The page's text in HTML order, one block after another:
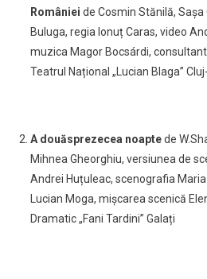
României de Cosmin Stănilă, Sașa
Buluga, regia Ionuț Caras, video
muzica Magor Bocsárdi,
Teatrul Național „Lucian Blaga”
A douăsprezecea noaptede
Mihnea Gheorghiu, versiunea de
Andrei Huțuleac, scenografia
Lucian Moga, mișcarea scenică
Dramatic„Fani Tardini” Galați